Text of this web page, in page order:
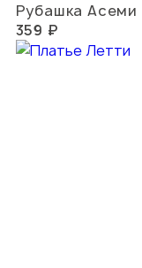
Рубашка Асеми
359 ₽